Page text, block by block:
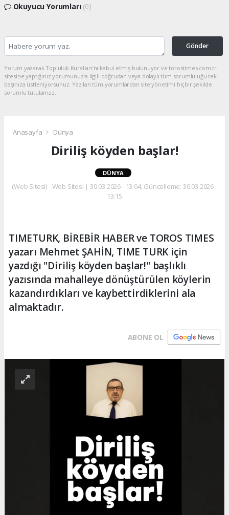
Okuyucu Yorumları (0)
Gönder
Yorum yazarak Topluluk Kuralları’nı kabul etmiş bulunuyor ve torostimes.com.tr
sitesine yaptığınız yorumunuzla ilgili doğrudan veya dolaylı tüm sorumluluğu tek
başınıza üstleniyorsunuz. Yazılan tüm yorumlardan site yönetimi hiçbir şekilde
sorumlu tutulamaz.
Anasayfa Dünya
Diriliş köyden başlar!
DÜNYA
(Web Sitesi) - Web Sitesi | 30.03.2026 - 13:04, Güncelleme: 30.03.2026 -
13:15
TIMETURK, BİREBİR HABER ve TOROS TIMES
yazarı Mehmet ŞAHİN, TIME TURK için
yazdığı "Diriliş köyden başlar!" başlıklı
yazısında mahalleye dönüştürülen köylerin
kazandırdıkları ve kaybettirdiklerini ala
almaktadır.
ABONE OL